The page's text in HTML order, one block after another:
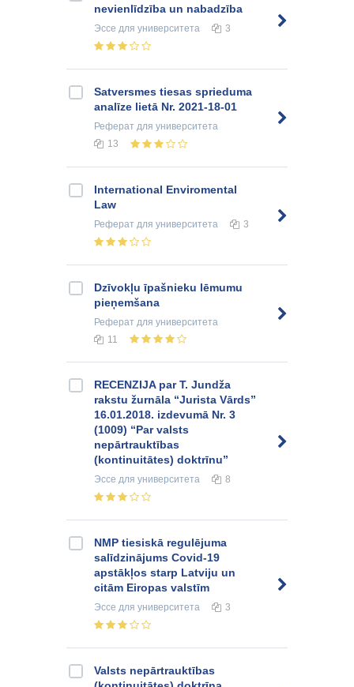
nevienlīdzībа un nаbаdzībа
Эссе для университета 3
Satversmes tiesas sprieduma
analīze lietā Nr. 2021-18-01
Реферат для университета
13
International Enviromental
Law
Реферат для университета 3
Dzīvokļu īpašnieku lēmumu
pieņemšana
Реферат для университета
11
RECENZIJA par T. Jundža
rakstu žurnāla “Jurista Vārds”
16.01.2018. izdevumā Nr. 3
(1009) “Par valsts
nepārtrauktības
(kontinuitātes) doktrīnu”
Эссе для университета 8
NMP tiesiskā regulējuma
salīdzinājums Covid-19
apstākļos starp Latviju un
citām Eiropas valstīm
Эссе для университета 3
Valsts nepārtrauktības